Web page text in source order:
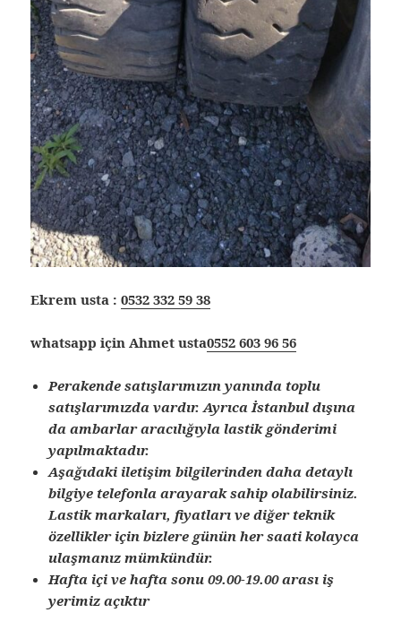
Ekrem usta :0532 332 59 38
whatsapp için Ahmet usta0552 603 96 56
Perakende satışlarımızın yanında toplu
satışlarımızda vardır. Ayrıca İstanbul dışına
da ambarlar aracılığıyla lastik gönderimi
yapılmaktadır.
Aşağıdaki iletişim bilgilerinden daha detaylı
bilgiye telefonla arayarak sahip olabilirsiniz.
Lastik markaları, fiyatları ve diğer teknik
özellikler için bizlere günün her saati kolayca
ulaşmanız mümkündür.
Hafta içi ve hafta sonu 09.00-19.00 arası iş
yerimiz açıktır